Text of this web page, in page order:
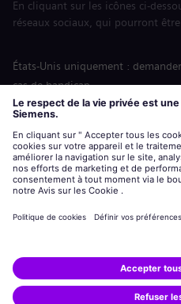
En cliquant sur les icônes ci-
réseaux sociaux, qui pourront être
États-Unis uniquement :
cas de handicap
Labor Condition Application
siemens-energy.comSite Internet
Informations sur l’entreprise
Siemens Energy est une marque